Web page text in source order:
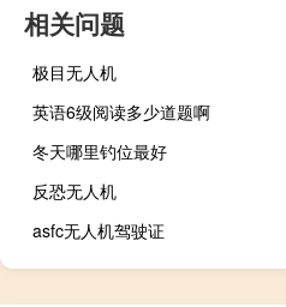
相关问题
极目无人机
英语6级阅读多少道题啊
冬天哪里钓位最好
反恐无人机
asfc无人机驾驶证